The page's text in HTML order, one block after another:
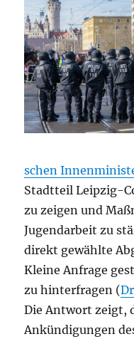
schen
Stadtteil Leipzig-
zu zeigen und
Jugendarbeit zu
direkt gewählte
Kleine Anfrage
zu hinterfragen (
Die Antwort zeigt,
Ankündigungen